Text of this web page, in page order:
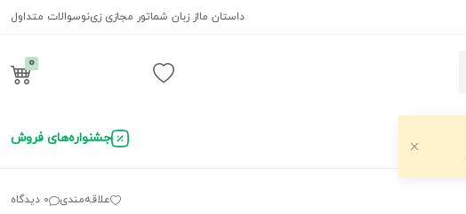
سوالات متداولتور مجازی زی‌نواز زبان شماداستان ما
0
جشنواره‌های فروش
علاقه‌مندی 0 دیدگاه